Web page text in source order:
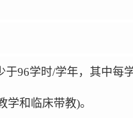
于96学时/学年，其中每
学和临床带教)。